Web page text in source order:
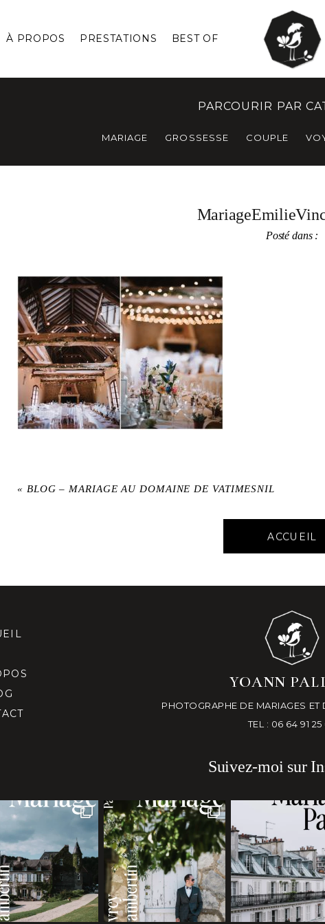
À PROPOS PRESTATIONS BEST OF
PARCOURIR PAR
MARIAGE GROSSESSE COUPLE
Posté dans :
« BLOG – MARIAGE AU DOMAINE DE VATIMESNIL
ACCUEIL
YOANN
PHOTOGRAPHE DE MARIAGES ET
TEL : 06 64 91 25
Suivez-moi sur